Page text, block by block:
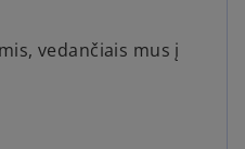
vedančiais mus į